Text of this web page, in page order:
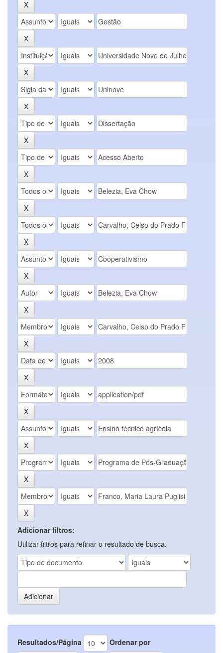
Adicionar filtros:
Utilizar filtros para refinar o resultado de busca.
Resultados/Página Ordenar por